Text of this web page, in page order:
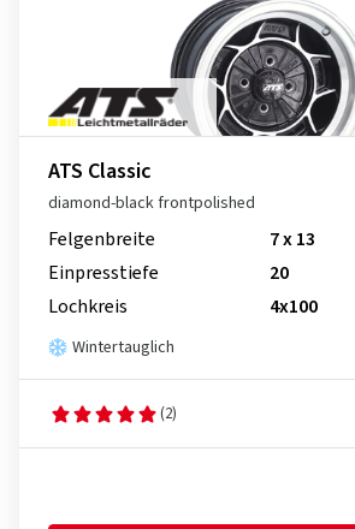
ATS Classic
diamond-black frontpolished
Felgenbreite
7 x 13
Einpresstiefe
20
Lochkreis
4x100
Wintertauglich
(2)